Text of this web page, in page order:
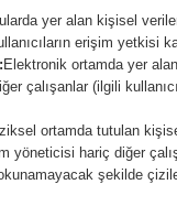
yer alan kişisel
erişim yetkisi
Elektronik ortamda yer
çalışanlar (ilgili
ortamda tutulan
yöneticisi hariç diğer
şekilde